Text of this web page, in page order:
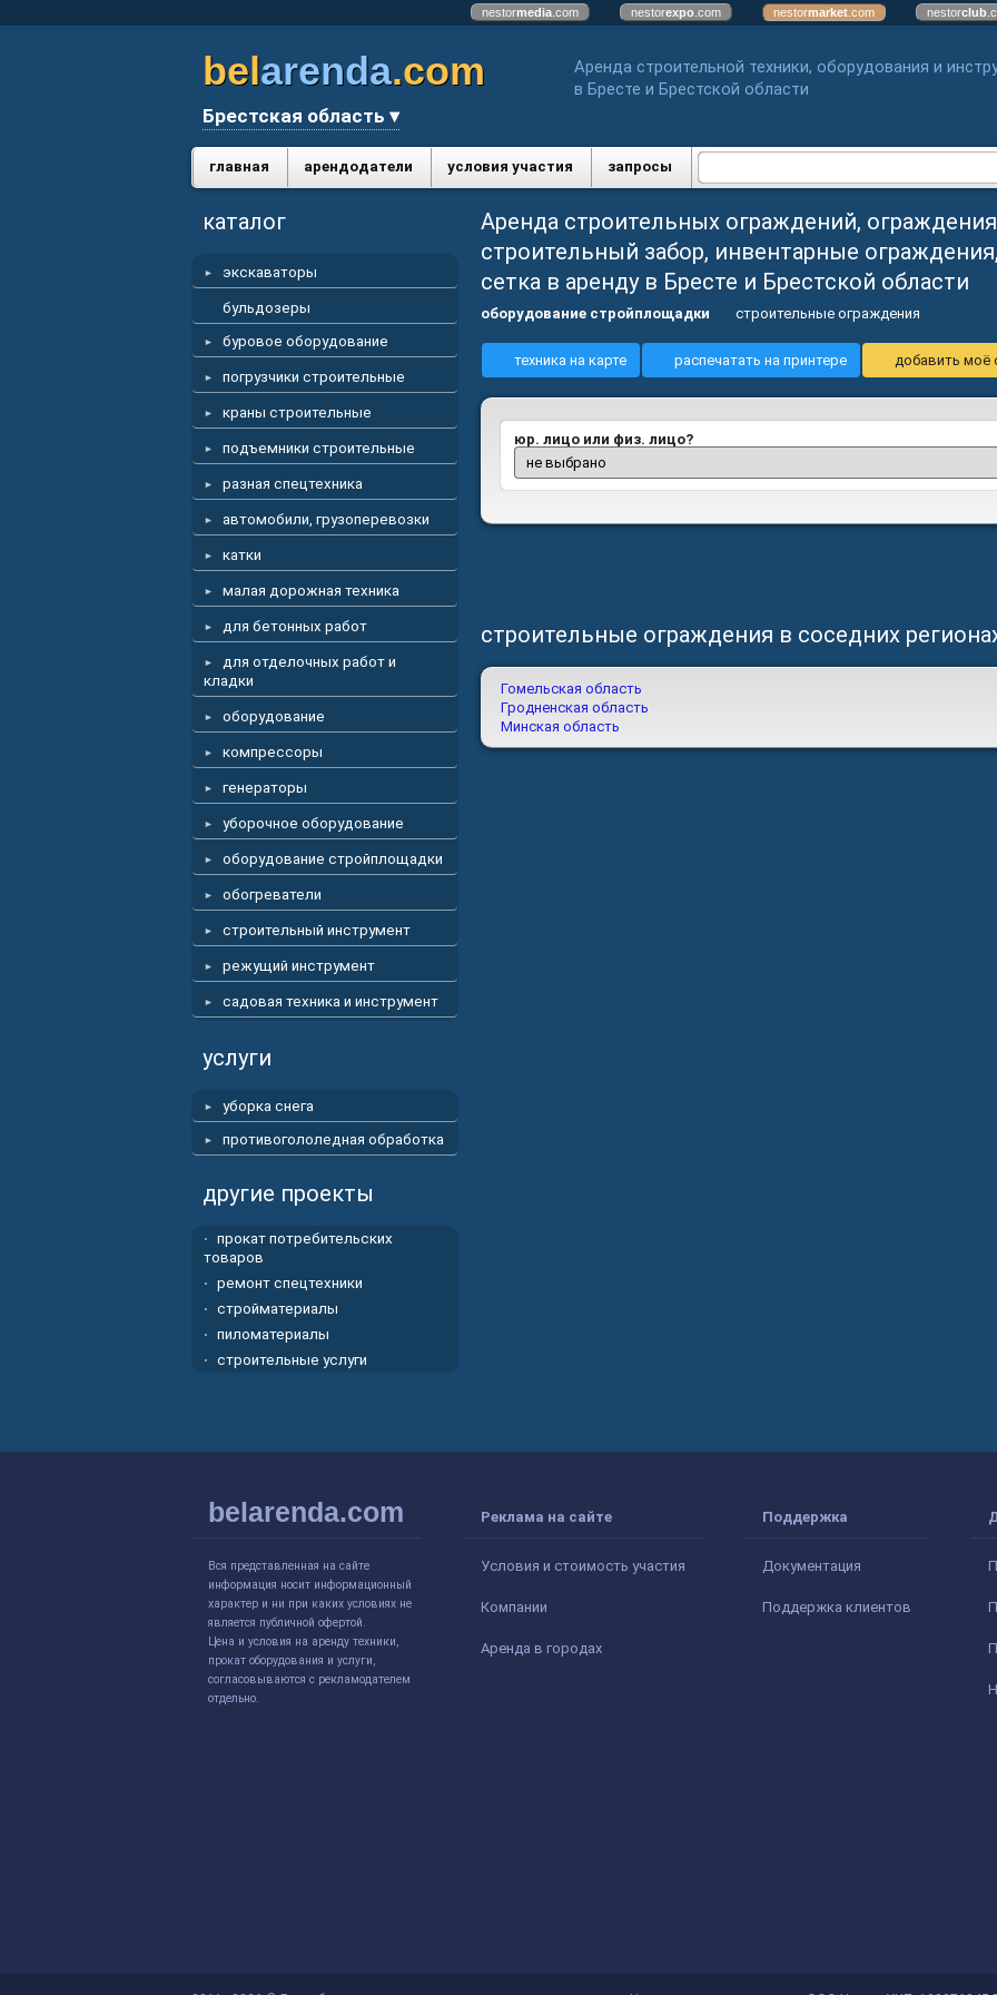
nestormedia .com nestorexpo .com nestormarket .com nestorclub
belarenda.com
Брестская область ▾
Аренда строительной техники, оборудования и
в Бресте и Брестской области
главная арендодатели условия участия запросы
каталог
экскаваторы
бульдозеры
буровое оборудование
погрузчики строительные
краны строительные
подъемники строительные
разная спецтехника
автомобили, грузоперевозки
катки
малая дорожная техника
для бетонных работ
для отделочных работ и
кладки
оборудование
компрессоры
генераторы
уборочное оборудование
оборудование стройплощадки
обогреватели
строительный инструмент
режущий инструмент
садовая техника и инструмент
услуги
уборка снега
противогололедная обработка
другие проекты
прокат потребительских
товаров
ремонт спецтехники
стройматериалы
пиломатериалы
строительные услуги
Аренда строительных ограждений,
строительный забор, инвентарные
сетка в аренду в Бресте и Брестской области
оборудование стройплощадки строительные ограждения
техника на карте распечатать на принтере добавить моё
юр. лицо или физ. лицо?
строительные ограждения в соседних
Гомельская область
Гродненская область
Минская область
belarenda.com
Вся представленная на сайте
информация носит информационный
характер и ни при каких условиях не
является публичной офертой.
Цена и условия на аренду техники,
прокат оборудования и услуги,
согласовываются с рекламодателем
отдельно.
Реклама на сайте
Условия и стоимость участия
Компании
Аренда в городах
Поддержка
Документация
Поддержка клиентов